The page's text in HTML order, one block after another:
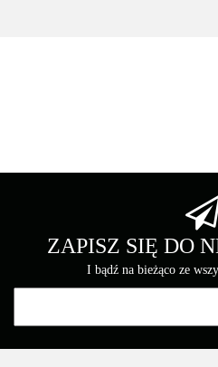
ZAPISZ SIĘ DO
I bądź na bieżąco ze